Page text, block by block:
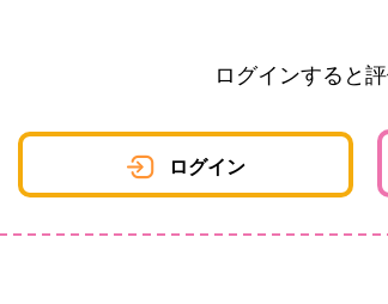
ログインすると
ログイン